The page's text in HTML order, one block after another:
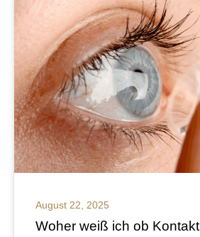
August 22, 2025
Woher weiß ich ob